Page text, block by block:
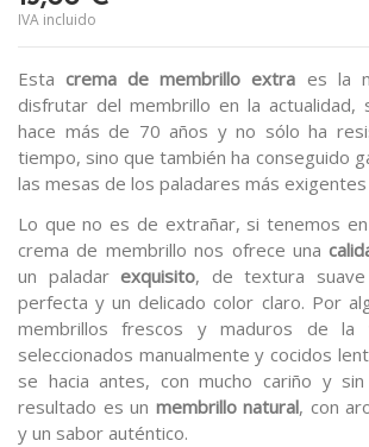
IVA incluido
Estacrema de membrillo extra es la
disfrutar del membrillo en la actualidad,
hace más de 70 años y no sólo ha
tiempo, sino que también ha conseguido
las mesas de los paladares más
Lo que no es de extrañar, si tenemos
crema de membrillo nos ofrece una
un paladar exquisito, de textura suave
perfecta y un delicado color claro. Por
membrillos frescos y maduros de la
seleccionados manualmente y cocidos
se hacia antes, con mucho cariño y sin
resultado es un membrillo natural, con
y un sabor auténtico.